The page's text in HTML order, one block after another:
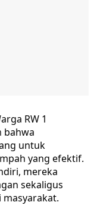
RW 1
bahwa
untuk
yang efektif.
mereka
sekaligus